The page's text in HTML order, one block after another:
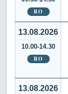
RO
13.08.2026
10.00-14.30
RO
13.08.2026